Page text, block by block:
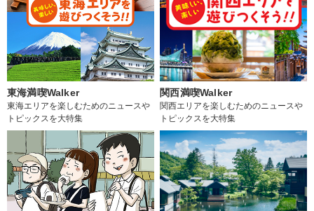
東海満喫Walker
東海エリアを楽しむためのニュースや
トピックスを大特集
関西満喫Walker
関西エリアを楽しむためのニュースや
トピックスを大特集